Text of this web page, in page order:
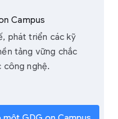
Campus
phát triển các kỹ
tảng vững chắc
công nghệ.